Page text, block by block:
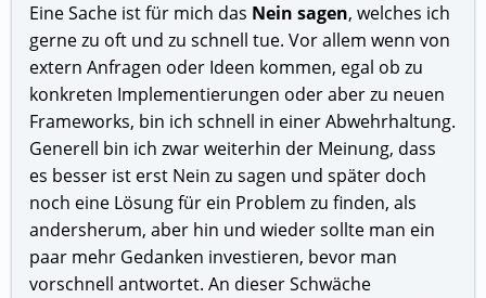
Eine Sache ist für mich das Nein sagen, welches ich
gerne zu oft und zu schnell tue. Vor allem wenn von
extern Anfragen oder Ideen kommen, egal ob zu
konkreten Implementierungen oder aber zu neuen
Frameworks, bin ich schnell in einer Abwehrhaltung.
Generell bin ich zwar weiterhin der Meinung, dass
es besser ist erst Nein zu sagen und später doch
noch eine Lösung für ein Problem zu finden, als
andersherum, aber hin und wieder sollte man ein
paar mehr Gedanken investieren, bevor man
vorschnell antwortet. An dieser Schwäche